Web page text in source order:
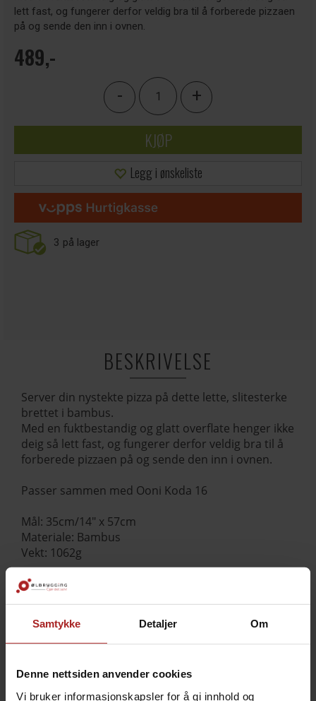
Samtykke Detaljer Om
Denne nettsiden anvender cookies
Vi bruker informasjonskapsler for å gi innhold og
lett fast, og fungerer derfor veldig bra til å forberede pizzaen
på og sende den inn i ovnen.
489,-
- +
KJØP
Legg i ønskeliste
3 på lager
BESKRIVELSE
Server din nystekte pizza på dette lette, slitesterke
brettet i bambus.
Med en fuktbestandig og glatt overflate henger ikke
deig så lett fast, og fungerer derfor veldig bra til å
forberede pizzaen på og sende den inn i ovnen.
Passer sammen med Ooni Koda 16
Mål: 35cm/14" x 57cm
Materiale: Bambus
Vekt: 1062g
TEKNISK INFO
Bruksområde Pizza
TILBEHØR